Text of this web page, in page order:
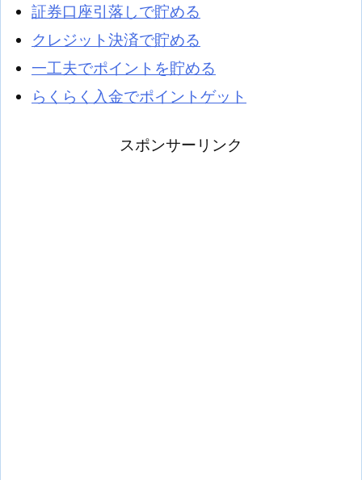
証券口座引落しで貯める
クレジット決済で貯める
一工夫でポイントを貯める
らくらく入金でポイントゲット
スポンサーリンク